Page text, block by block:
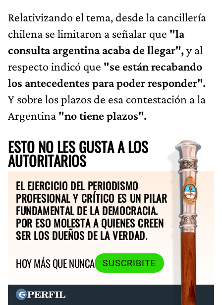
Relativizando el tema, desde la cancillería
chilena se limitaron a señalar que "la
consulta argentina acaba de llegar",y al
respecto indicó que "se están recabando
los antecedentes para poder responder".
Y sobre los plazos de esa contestación a la
Argentina "no tiene plazos".
ESTO NO LES GUSTA A LOS
AUTORITARIOS
EL EJERCICIO DEL PERIODISMO
PROFESIONAL Y CRÍTICO ES UN PILAR
FUNDAMENTAL DE LA DEMOCRACIA.
POR ESO MOLESTA A QUIENES CREEN
SER LOS DUEÑOS DE LA VERDAD.
HOY MÁS QUE NUNCA
SUSCRIBITE